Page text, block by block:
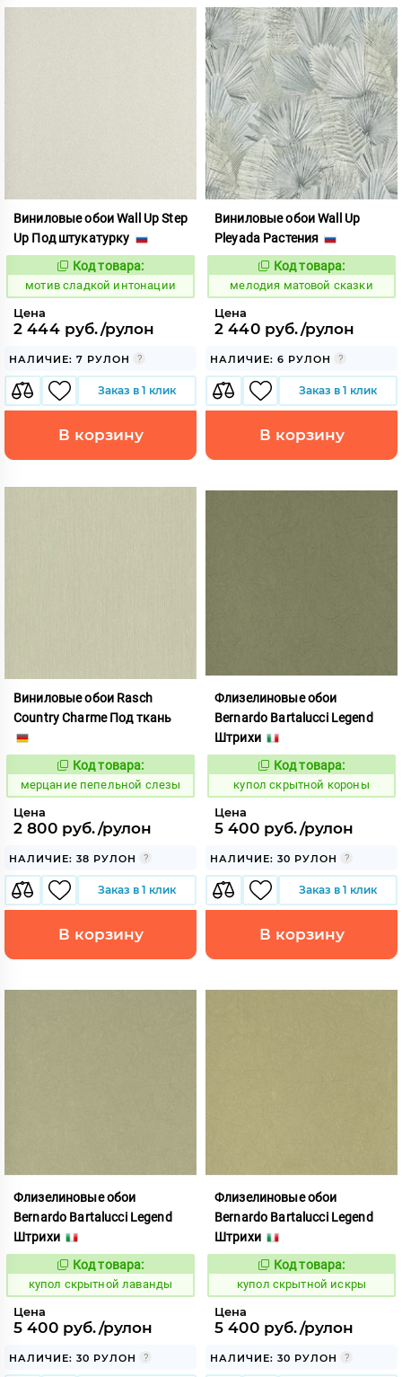
Виниловые обои Wall Up Step
Up Под штукатурку
Код:
1042658
Код товара:
мотив сладкой интонации
Цена
2 444 руб./рулон
НАЛИЧИЕ: 7 РУЛОН
Заказ в 1 клик
В корзину
Виниловые обои Wall Up
Pleyada Растения
Код:
959840
Код товара:
мелодия матовой сказки
Цена
2 440 руб./рулон
НАЛИЧИЕ: 6 РУЛОН
Заказ в 1 клик
В корзину
Виниловые обои Rasch
Country Charme Под ткань
Код:
977596
Код товара:
мерцание пепельной слезы
Цена
2 800 руб./рулон
НАЛИЧИЕ: 38 РУЛОН
Заказ в 1 клик
В корзину
Флизелиновые обои
Bernardo Bartalucci Legend
Штрихи
Код:
855038
Код товара:
купол скрытной короны
Цена
5 400 руб./рулон
НАЛИЧИЕ: 30 РУЛОН
Заказ в 1 клик
В корзину
Флизелиновые обои
Bernardo Bartalucci Legend
Штрихи
Код:
855041
Код товара:
купол скрытной лаванды
Цена
5 400 руб./рулон
НАЛИЧИЕ: 30 РУЛОН
Флизелиновые обои
Bernardo Bartalucci Legend
Штрихи
Код:
855034
Код товара:
купол скрытной искры
Цена
5 400 руб./рулон
НАЛИЧИЕ: 30 РУЛОН